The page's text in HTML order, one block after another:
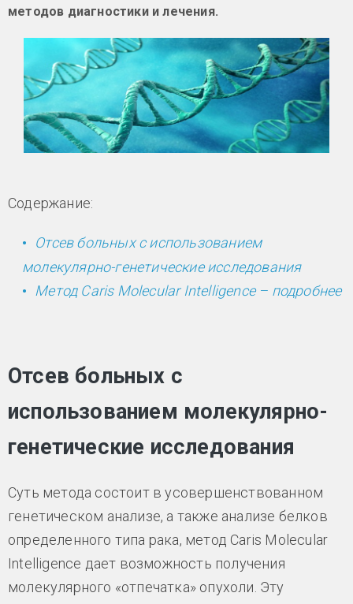
методов диагностики и лечения.
Содержание:
Отсев больных с использованием
молекулярно-генетические исследования
Метод Caris Molecular Intelligence – подробнее
Отсев больных с
использованием молекулярно-
генетические исследования
Суть метода состоит в усовершенствованном
генетическом анализе, а также анализе белков
определенного типа рака, метод Caris Molecular
Intelligence дает возможность получения
молекулярного «отпечатка» опухоли. Эту